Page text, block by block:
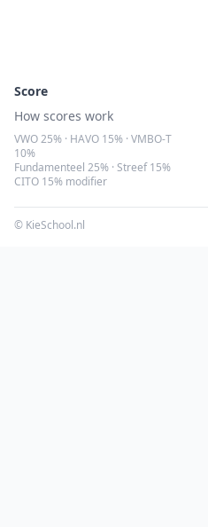
Score
How scores work
VWO 25% · HAVO 15% · VMBO-T
10%
Fundamenteel 25% · Streef 15%
CITO 15% modifier
© KieSchool.nl